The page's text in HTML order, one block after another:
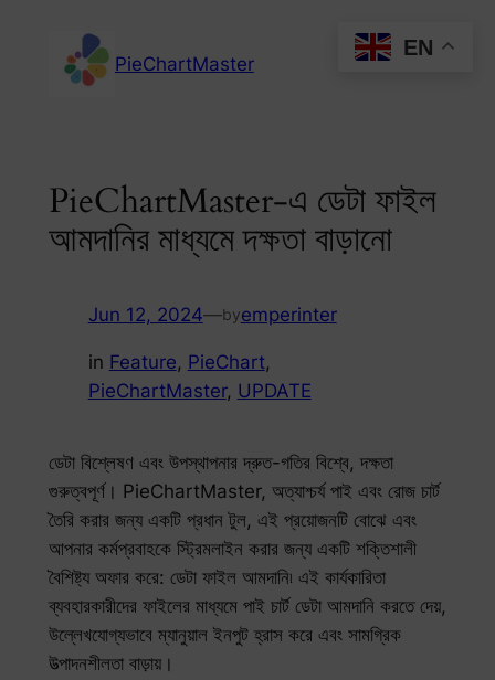
content
PieChartMaster
PieChartMaster-এ ডেটা ফাইল
আমদানির মাধ্যমে দক্ষতা বাড়ানো
Jun 12, 2024—byemperinter
in Feature, PieChart
PieChartMaster, UPDATE
ডেটা বিশ্লেষণ এবং উপস্থাপনার দ্রুত-গতির বিশ্বে, দক্ষতা
গুরুত্বপূর্ণ। PieChartMaster, অত্যাশ্চর্য পাই এবং রোজ চার্ট
তৈরি করার জন্য একটি প্রধান টুল, এই প্রয়োজনটি বোঝে এবং
আপনার কর্মপ্রবাহকে স্ট্রিমলাইন করার জন্য একটি শক্তিশালী
বৈশিষ্ট্য অফার করে: ডেটা ফাইল আমদানি৷ এই কার্যকারিতা
ব্যবহারকারীদের ফাইলের মাধ্যমে পাই চার্ট ডেটা আমদানি করতে দেয়,
উল্লেখযোগ্যভাবে ম্যানুয়াল ইনপুট হ্রাস করে এবং সামগ্রিক
উত্পাদনশীলতা বাড়ায়।
EN